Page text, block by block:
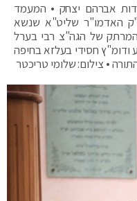
אברהם יצחק • המעמד
האדמו"ר שליט"א שנשא
המרתק של הגה"צ רבי בערל
חסידי בעלזא בחיפה
• צילום: שלומי טריכטר